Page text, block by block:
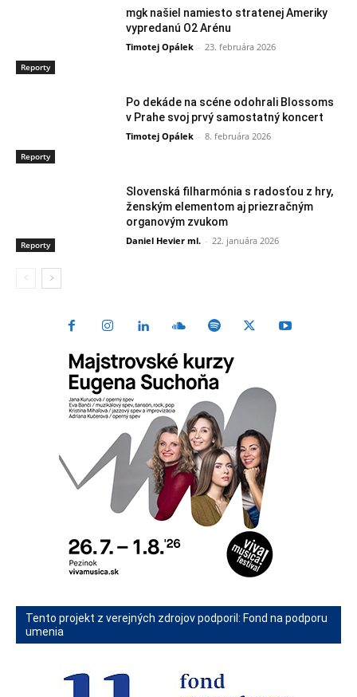
Reporty
mgk našiel namiesto stratenej Ameriky
vypredanú O2 Arénu
Timotej Opálek - 23. februára 2026
Reporty
Po dekáde na scéne odohrali Blossoms
v Prahe svoj prvý samostatný koncert
Timotej Opálek - 8. februára 2026
Reporty
Slovenská filharmónia s radosťou z hry,
ženským elementom aj priezračným
organovým zvukom
Daniel Hevier ml. - 22. januára 2026
Tento projekt z verejných zdrojov podporil: Fond na podporu
umenia